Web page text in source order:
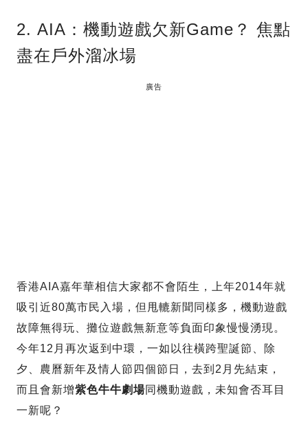
2. AIA：機動遊戲欠新Game？ 焦點
盡在戶外溜冰場
廣告
香港AIA嘉年華相信大家都不會陌生，上年2014年就
吸引近80萬市民入場，但甩轆新聞同樣多，機動遊戲
故障無得玩、攤位遊戲無新意等負面印象慢慢湧現。
今年12月再次返到中環，一如以往橫跨聖誕節、除
夕、農曆新年及情人節四個節日，去到2月先結束，
而且會新增紫色牛牛劇場 同機動遊戲，未知會否耳目
一新呢？